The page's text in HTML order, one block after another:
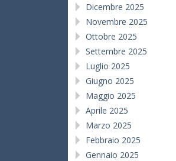
Dicembre 2025
Novembre 2025
Ottobre 2025
Settembre 2025
Luglio 2025
Giugno 2025
Maggio 2025
Aprile 2025
Marzo 2025
Febbraio 2025
Gennaio 2025